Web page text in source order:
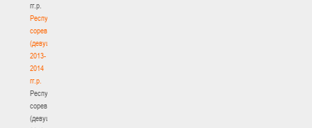
гг.р.
Республиканские
соревнования
(девушки)
2013-
2014
гг.р.
Республиканские
соревнования
(девушки)